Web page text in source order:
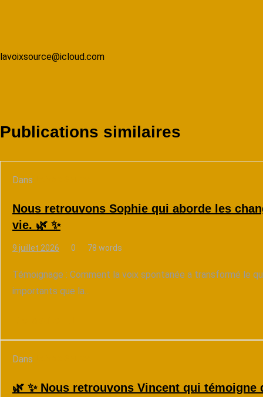
lavoixsource@icloud.com
Publications similaires
Dans
Nous retrouvons Sophie qui aborde les
vie. 🌿 ✨
9 juillet 2026 0 78 words
Témoignage : Comment la voix spontanée a transformé le
importants que la...
Dans
🌿 ✨ Nous retrouvons Vincent qui